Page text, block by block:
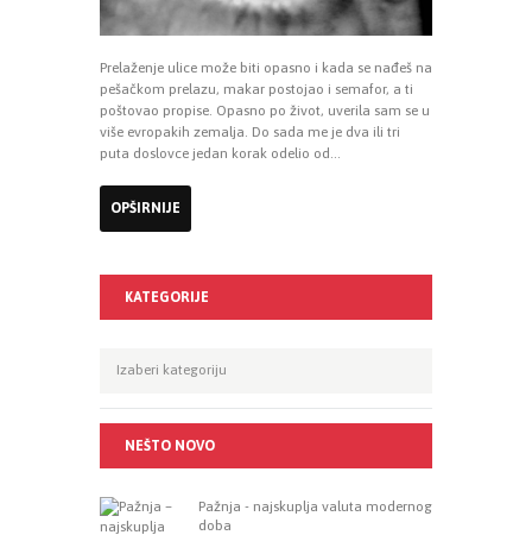
Prelaženje ulice može biti opasno i kada se nađeš na
pešačkom prelazu, makar postojao i semafor, a ti
poštovao propise. Opasno po život, uverila sam se u
više evropakih zemalja. Do sada me je dva ili tri
puta doslovce jedan korak odelio od...
OPŠIRNIJE
KATEGORIJE
NEŠTO NOVO
Pažnja - najskuplja valuta modernog
doba